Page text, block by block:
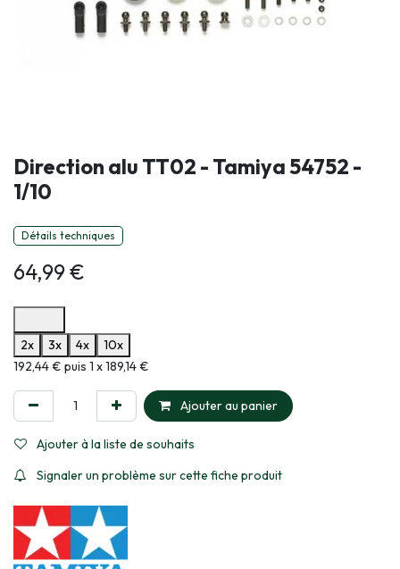
Direction alu TT02 - Tamiya 54752 -
1/10
Détails techniques
64,99€
2x
3x 4x
10x
Informations sur le plan de paiement sélectionné
192,44 € puis 1 x 189,14 €
Ajouter au panier
Ajouter à la liste de souhaits
Signaler un problème sur cette fiche produit